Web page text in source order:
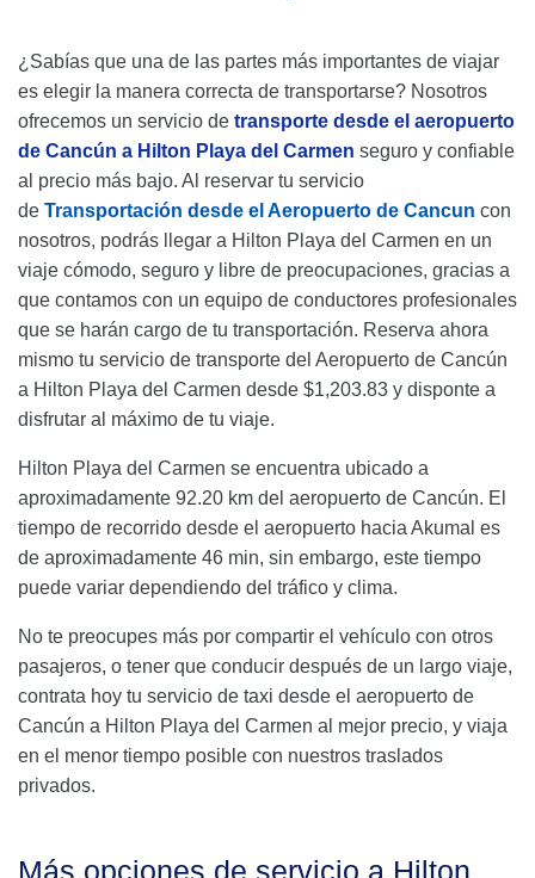
¿Sabías que una de las partes más importantes de viajar
es elegir la manera correcta de transportarse? Nosotros
ofrecemos un servicio de transporte desde el aeropuerto
de Cancún a Hilton Playa del Carmen seguro y confiable
al precio más bajo. Al reservar tu servicio
de Transportación desde el Aeropuerto de Cancun con
nosotros, podrás llegar a Hilton Playa del Carmen en un
viaje cómodo, seguro y libre de preocupaciones, gracias a
que contamos con un equipo de conductores profesionales
que se harán cargo de tu transportación. Reserva ahora
mismo tu servicio de transporte del Aeropuerto de Cancún
a Hilton Playa del Carmen desde $1,203.83 y disponte a
disfrutar al máximo de tu viaje.
Hilton Playa del Carmen se encuentra ubicado a
aproximadamente 92.20 km del aeropuerto de Cancún. El
tiempo de recorrido desde el aeropuerto hacia Akumal es
de aproximadamente 46 min, sin embargo, este tiempo
puede variar dependiendo del tráfico y clima.
No te preocupes más por compartir el vehículo con otros
pasajeros, o tener que conducir después de un largo viaje,
contrata hoy tu servicio de taxi desde el aeropuerto de
Cancún a Hilton Playa del Carmen al mejor precio, y viaja
en el menor tiempo posible con nuestros traslados
privados.
Más opciones de servicio a Hilton